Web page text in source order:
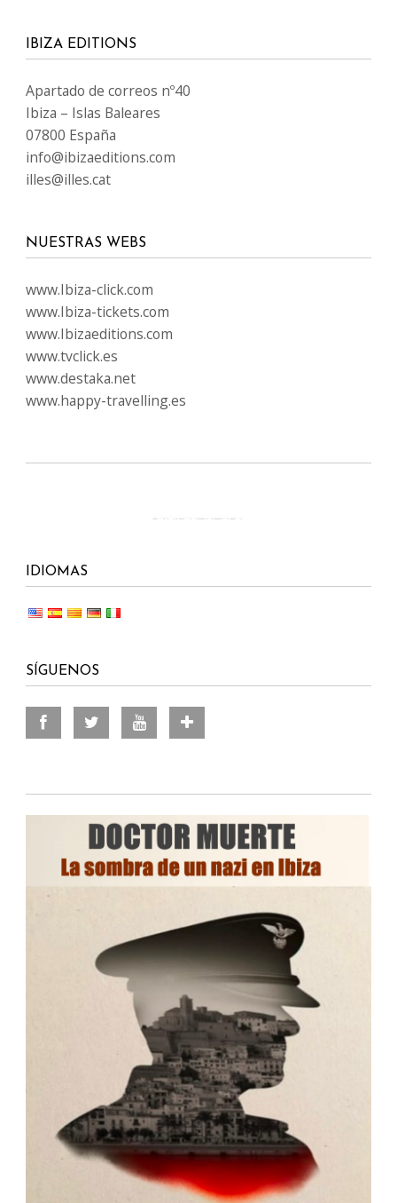
IBIZA EDITIONS
Apartado de correos nº40
Ibiza – Islas Baleares
07800 España
info@ibizaeditions.com
illes@illes.cat
NUESTRAS WEBS
www.Ibiza-click.com
www.Ibiza-tickets.com
www.Ibizaeditions.com
www.tvclick.es
www.destaka.net
www.happy-travelling.es
IDIOMAS
SÍGUENOS